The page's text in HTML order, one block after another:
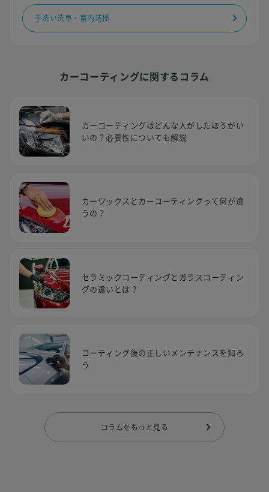
手洗い洗車・室内清掃
カーコーティングに関するコラム
カーコーティングはどんな人がしたほうがい
いの？必要性についても解説
カーワックスとカーコーティングって何が違
うの？
セラミックコーティングとガラスコーティン
グの違いとは？
コーティング後の正しいメンテナンスを知ろ
う
コラムをもっと見る